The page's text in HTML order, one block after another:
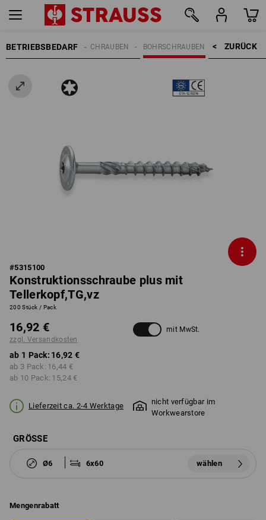
BETRIEBSBEDARF ZURÜCK    >
BOHRSCHRAUBEN
SCHRAUBEN
#5315100
Konstruktionsschraube plus mit
Tellerkopf,TG,vz
200 Stück / Pack
16,92 €
zzgl. Versandkosten
mit MwSt.
ab 1 Pack: 16,92 €
ab 3 Pack: 16,44 €
ab 10 Pack: 15,24 €
Lieferzeit ca. 2-4 Werktage
nicht verfügbar im
Workwearstore
GRÖSSE
Ø6 6x60 wählen
Mengenrabatt